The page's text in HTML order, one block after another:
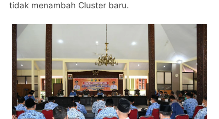
tidak menambah Cluster baru.